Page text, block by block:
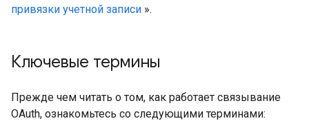
привязки учетной записи ».
Ключевые термины
Прежде чем читать о том, как работает связывание
OAuth, ознакомьтесь со следующими терминами: